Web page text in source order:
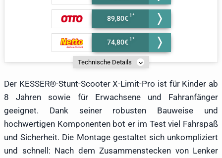
89,80€
74,80€
Technische Details
Der KESSER®-Stunt-Scooter X-Limit-Pro ist für Kinder ab
8 Jahren sowie für Erwachsene und Fahranfänger
geeignet. Dank seiner robusten Bauweise und
hochwertigen Komponenten bot er im Test viel Fahrspaß
und Sicherheit. Die Montage gestaltet sich unkompliziert
und schnell: Nach dem Zusammenstecken von Lenker